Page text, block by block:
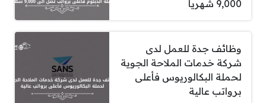
9,000 شهرياً
وظائف جدة للعمل لدى
شركة خدمات الملاحة الجوية
لحملة البكالوريوس فأعلى
برواتب عالية